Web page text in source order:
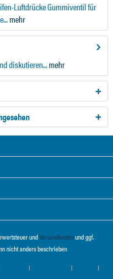
Luftdrücke Gummiventil für
mehr
diskutieren...mehr
undVersandkostenund ggf.
nicht anders beschrieben